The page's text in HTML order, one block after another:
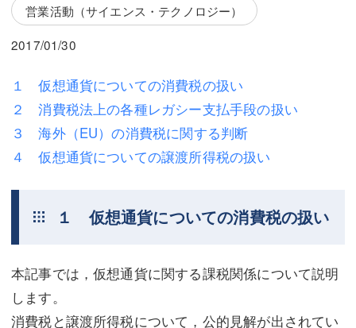
吉元 優仁
小川 祐
弁護士費用
不動産
相続・遺言
企業法務
刑事弁護
交通事故
吉元 優仁
弁護士費用
不動産
相続・遺言
離婚（夫婦間トラブル）
労働問題（解雇，残業等）
交通事故
不動産登記
営業活動（サイエンス・テクノロジー）
2017/01/30
１ 仮想通貨についての消費税の扱い
２ 消費税法上の各種レガシー支払手段の扱い
３ 海外（EU）の消費税に関する判断
４ 仮想通貨についての譲渡所得税の扱い
１ 仮想通貨についての消費税の扱い
本記事では，仮想通貨に関する課税関係について説明
します。
消費税と譲渡所得税について，公的見解が出されてい